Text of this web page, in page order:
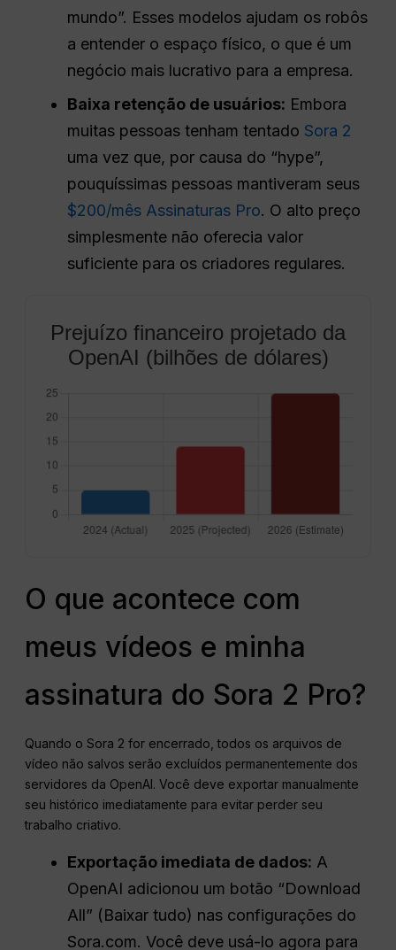
mundo”. Esses modelos ajudam os robôs
a entender o espaço físico, o que é um
negócio mais lucrativo para a empresa.
Baixa retenção de usuários: Embora
muitas pessoas tenham tentado Sora 2
uma vez que, por causa do “hype”,
pouquíssimas pessoas mantiveram seus
$200/mês Assinaturas Pro. O alto preço
simplesmente não oferecia valor
suficiente para os criadores regulares.
Prejuízo financeiro projetado da
OpenAI (bilhões de dólares)
O que acontece com
meus vídeos e minha
assinatura do Sora 2 Pro?
Quando o Sora 2 for encerrado, todos os arquivos de
vídeo não salvos serão excluídos permanentemente dos
servidores da OpenAI. Você deve exportar manualmente
seu histórico imediatamente para evitar perder seu
trabalho criativo.
Exportação imediata de dados: A
OpenAI adicionou um botão “Download
All” (Baixar tudo) nas configurações do
Sora.com. Você deve usá-lo agora para